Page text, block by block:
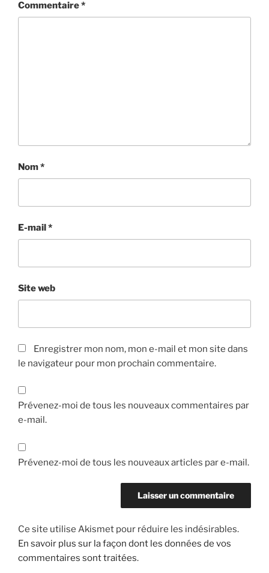
Commentaire*
Nom*
E-mail*
Site web
Enregistrer mon nom, mon e-mail et mon site dans
le navigateur pour mon prochain commentaire.
Prévenez-moi de tous les nouveaux commentaires par
e-mail.
Prévenez-moi de tous les nouveaux articles par e-mail.
Ce site utilise Akismet pour réduire les indésirables.
En savoir plus sur la façon dont les données de vos
commentaires sont traitées.